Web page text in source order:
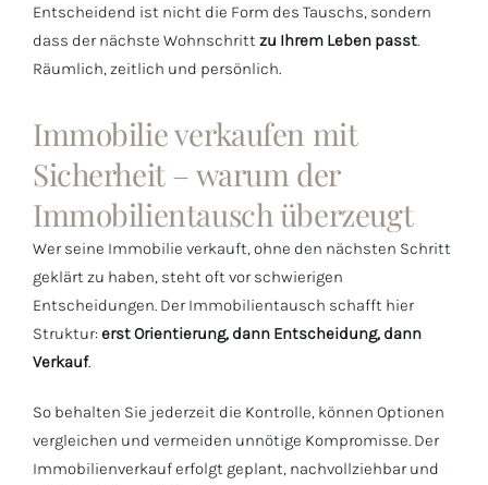
Entscheidend ist nicht die Form des Tauschs, sondern
dass der nächste Wohnschritt zu Ihrem Leben passt.
Räumlich, zeitlich und persönlich.
Immobilie verkaufen mit
Sicherheit – warum der
Immobilientausch überzeugt
Wer seine Immobilie verkauft, ohne den nächsten Schritt
geklärt zu haben, steht oft vor schwierigen
Entscheidungen. Der Immobilientausch schafft hier
Struktur:erst Orientierung, dann Entscheidung, dann
Verkauf.
So behalten Sie jederzeit die Kontrolle, können Optionen
vergleichen und vermeiden unnötige Kompromisse. Der
Immobilienverkauf erfolgt geplant, nachvollziehbar und